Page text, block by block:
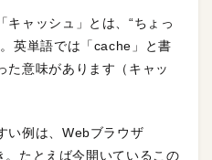
キャッシュ」とは、“ちょっ
英単語では「cache」と書
た意味があります（キャッ
い例は、Webブラウザ
。たとえば今開いているこの